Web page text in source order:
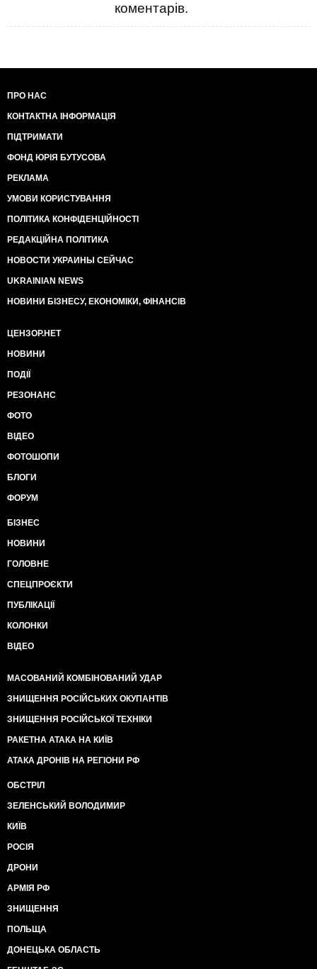
коментарів.
ПРО НАС
КОНТАКТНА ІНФОРМАЦІЯ
ПІДТРИМАТИ
ФОНД ЮРІЯ БУТУСОВА
РЕКЛАМА
УМОВИ КОРИСТУВАННЯ
ПОЛІТИКА КОНФІДЕНЦІЙНОСТІ
РЕДАКЦІЙНА ПОЛІТИКА
НОВОСТИ УКРАИНЫ СЕЙЧАС
UKRAINIAN NEWS
НОВИНИ БІЗНЕСУ, ЕКОНОМІКИ, ФІНАНСІВ
ЦЕНЗОР.НЕТ
НОВИНИ
ПОДІЇ
РЕЗОНАНС
ФОТО
ВІДЕО
ФОТОШОПИ
БЛОГИ
ФОРУМ
БІЗНЕС
НОВИНИ
ГОЛОВНЕ
СПЕЦПРОЄКТИ
ПУБЛІКАЦІЇ
КОЛОНКИ
ВІДЕО
МАСОВАНИЙ КОМБІНОВАНИЙ УДАР
ЗНИЩЕННЯ РОСІЙСЬКИХ ОКУПАНТІВ
ЗНИЩЕННЯ РОСІЙСЬКОЇ ТЕХНІКИ
РАКЕТНА АТАКА НА КИЇВ
АТАКА ДРОНІВ НА РЕГІОНИ РФ
ОБСТРІЛ
ЗЕЛЕНСЬКИЙ ВОЛОДИМИР
КИЇВ
РОСІЯ
ДРОНИ
АРМІЯ РФ
ЗНИЩЕННЯ
ПОЛЬЩА
ДОНЕЦЬКА ОБЛАСТЬ